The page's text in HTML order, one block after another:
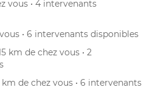
vous • 4 intervenants
vous • 6 intervenants disponibles
km de chez vous • 2
km de chez vous • 6 intervenants